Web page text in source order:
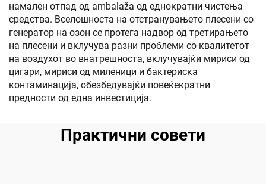
намален отпад од ambalaža од еднократни чистења
средства. Вселошноста на отстранувањето плесени со
генератор на озон се протега надвор од третирањето
на плесени и вклучува разни проблеми со квалитетот
на воздухот во внатрешноста, вклучувајќи мириси од
цигари, мириси од миленици и бактериска
контаминација, обезбедувајќи повеќекратни
предности од една инвестиција.
Практични совети